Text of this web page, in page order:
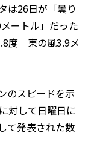
は26日が「曇り
ートル」だった
度 東の風3.9メ
のスピードを示
対して日曜日に
て発表された数